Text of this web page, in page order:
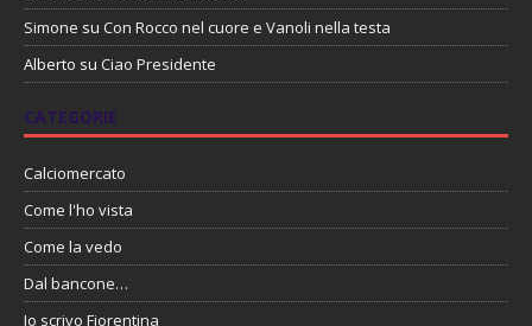
Simone su Con Rocco nel cuore e Vanoli nella testa
Alberto su Ciao Presidente
CATEGORIE
Calciomercato
Come l'ho vista
Come la vedo
Dal bancone…
Io scrivo Fiorentina